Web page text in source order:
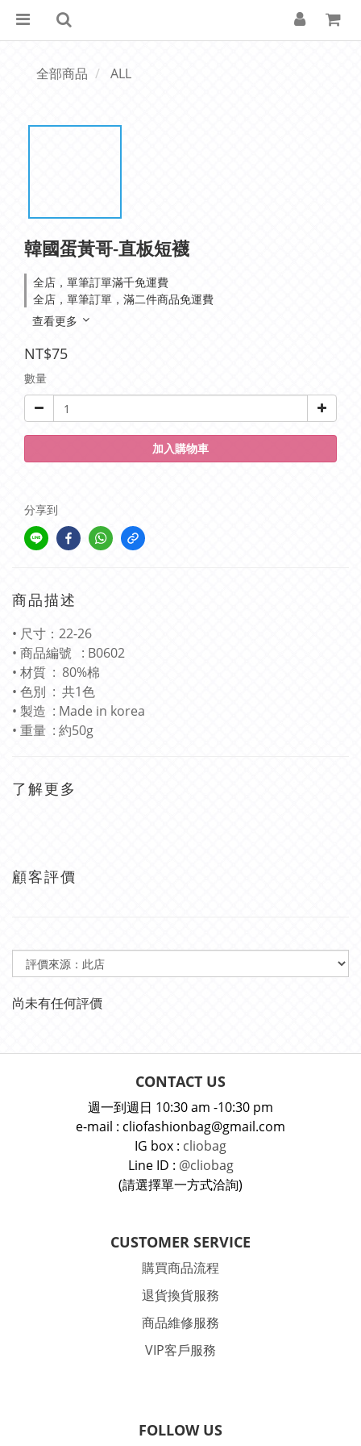
全部商品 ALL
韓國蛋黃哥-直板短襪
全店，單筆訂單滿千免運費
全店，單筆訂單，滿二件商品免運費
查看更多
NT$75
數量
加入購物車
分享到
商品描述
• 尺寸：22-26
• 商品編號 : B0602
• 材質 : 80%棉
• 色別 : 共1色
• 製造 : Made in korea
• 重量 : 約50g
了解更多
顧客評價
尚未有任何評價
CONTACT US
週一到週日 10:30 am -10:30 pm
e-mail : cliofashionbag@gmail.com
IG box : cliobag
Line ID : @cliobag
(請選擇單一方式洽詢)
CUSTOMER SERVICE
購買商品流程
退貨換貨服務
商品維修服務
VIP客戶服務
FOLLOW US